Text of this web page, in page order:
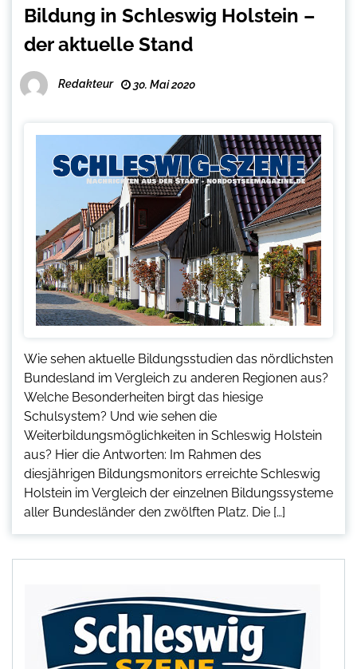
Bildung in Schleswig Holstein –
der aktuelle Stand
Redakteur 30. Mai 2020
Wie sehen aktuelle Bildungsstudien das nördlichsten
Bundesland im Vergleich zu anderen Regionen aus?
Welche Besonderheiten birgt das hiesige
Schulsystem? Und wie sehen die
Weiterbildungsmöglichkeiten in Schleswig Holstein
aus? Hier die Antworten: Im Rahmen des
diesjährigen Bildungsmonitors erreichte Schleswig
Holstein im Vergleich der einzelnen Bildungssysteme
aller Bundesländer den zwölften Platz. Die […]